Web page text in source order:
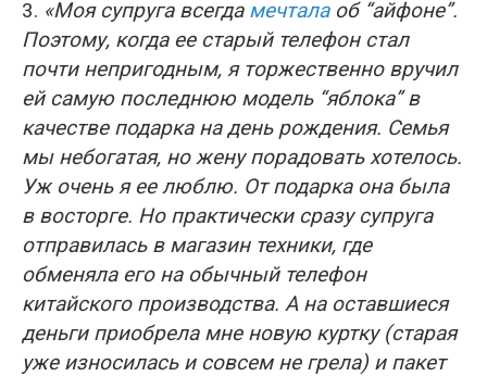
3. «Моя супруга всегда мечталаоб “айфоне”.
Поэтому, когда ее старый телефон стал
почти непригодным, я торжественно вручил
ей самую последнюю модель “яблока” в
качестве подарка на день рождения. Семья
мы небогатая, но жену порадовать хотелось.
Уж очень я ее люблю. От подарка она была
в восторге. Но практически сразу супруга
отправилась в магазин техники, где
обменяла его на обычный телефон
китайского производства. А на оставшиеся
деньги приобрела мне новую куртку (старая
уже износилась и совсем не грела) и пакет